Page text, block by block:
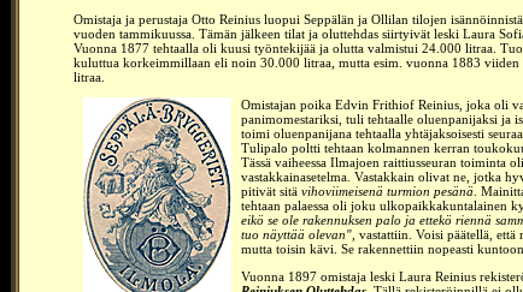
Omistaja ja perustaja Otto Reinius luopui Seppälän ja Ollilan tilojen
vuoden tammikuussa. Tämän jälkeen tilat ja oluttehdas siirtyivät leski Laura
Vuonna 1877 tehtaalla oli kuusi työntekijää ja olutta valmistui 24.000 litraa.
kuluttua korkeimmillaan eli noin 30.000 litraa, mutta esim. vuonna 1883
litraa.
Omistajan poika Edvin Frithiof Reinius, joka oli
panimomestariksi, tuli tehtaalle oluenpanijaksi ja
toimi oluenpanijana tehtaalla yhtäjaksoisesti
Tulipalo poltti tehtaan kolmannen kerran
Tässä vaiheessa Ilmajoen raittiusseuran toiminta
vastakkainasetelma. Vastakkain olivat ne, jotka
pitivät sitä vihoviimeisenä turmion pesänä .
tehtaan palaessa oli joku ulkopaikkakuntalainen
eikö se ole rakennuksen palo ja ettekö riennä
tuo näyttää olevan" , vastattiin. Voisi päätellä, että
mutta toisin kävi. Se rakennettiin nopeasti kuntoon.
Vuonna 1897 omistaja leski Laura Reinius